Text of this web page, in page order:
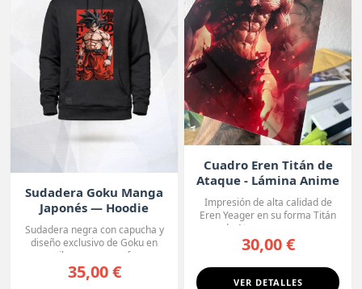
Sudadera Goku Manga
Japonés — Hoodie
Sudadera negra con capucha y
diseño exclusivo de Goku en
estilo manga, con fo...
35,00 €
Cuadro Eren Titán de
Ataque - Lámina Anime
Premium
Impresión de alta calidad de
Eren Yeager en su forma Titán
de Ataque, con un ...
30,00 €
VER DETALLES